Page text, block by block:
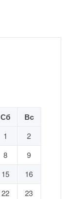
Сб Вс
1
2
8
9
15
16
22
23